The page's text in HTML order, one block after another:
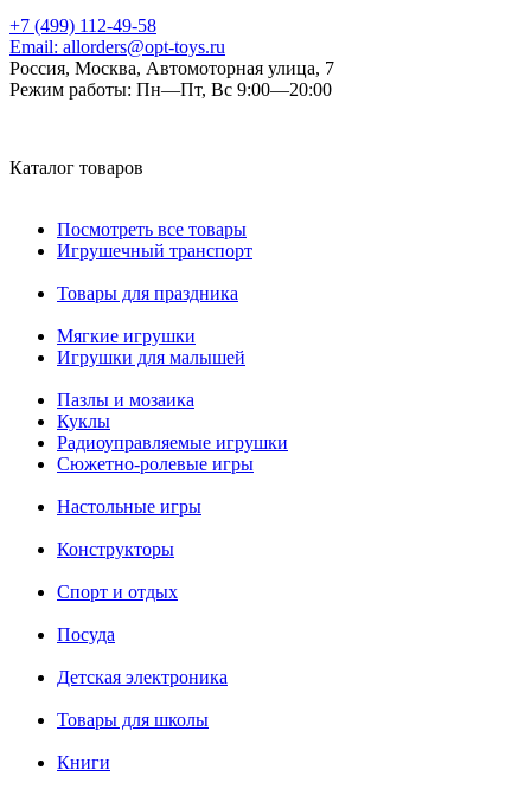
+7 (499) 112-49-58
Email: allorders@opt-toys.ru
Россия, Москва, Автомоторная улица, 7
Режим работы: Пн—Пт, Вс 9:00—20:00
Каталог товаров
Посмотреть все товары
Игрушечный транспорт
Товары для праздника
Мягкие игрушки
Игрушки для малышей
Пазлы и мозаика
Куклы
Радиоуправляемые игрушки
Сюжетно-ролевые игры
Настольные игры
Конструкторы
Спорт и отдых
Посуда
Детская электроника
Товары для школы
Книги